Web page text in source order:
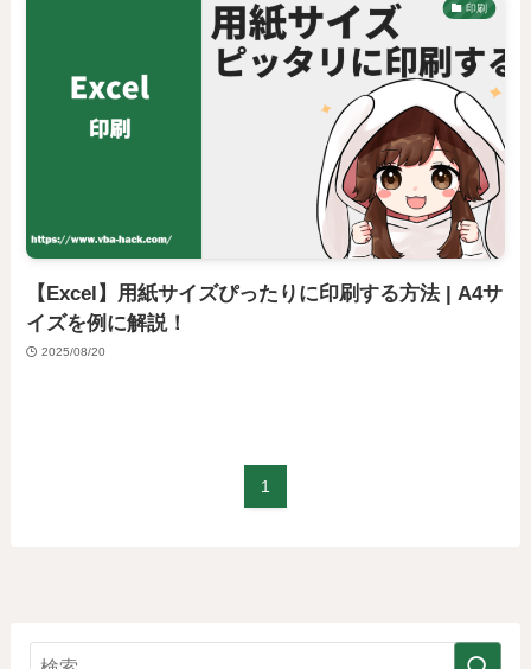
印刷
【Excel】用紙サイズぴったりに印刷する方法 | A4サ
イズを例に解説！
2025/08/20
1